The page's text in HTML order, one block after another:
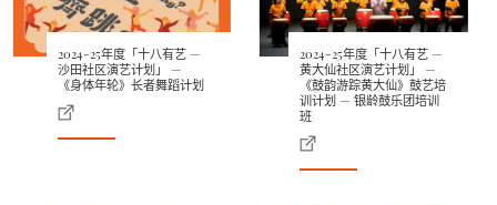
2024-25年度「十八有艺 —
沙田社区演艺计划」 —
《身体年轮》长者舞蹈计划
2024-25年度「十八有艺 —
黄大仙社区演艺计划」 —
《鼓韵游踪黄大仙》鼓艺培
训计划 — 银龄鼓乐团培训
班